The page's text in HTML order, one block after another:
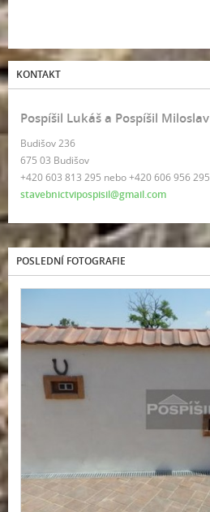
KONTAKT
Pospíšil Lukáš a Pospíšil Miloslav
Budišov 236
675 03 Budišov
+420 603 813 295 nebo +420 606 956 295
stavebnictvipospisil@gmail.com
POSLEDNÍ FOTOGRAFIE